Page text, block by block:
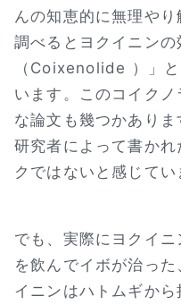
んの知恵的に無理や
調べるとヨクイニン
（Coixenolide ）」
います。このコイク
な論文も幾つかあり
研究者によって書か
クではないと感じてい
でも、実際にヨクイ
を飲んでイボが治っ
イニンはハトムギか